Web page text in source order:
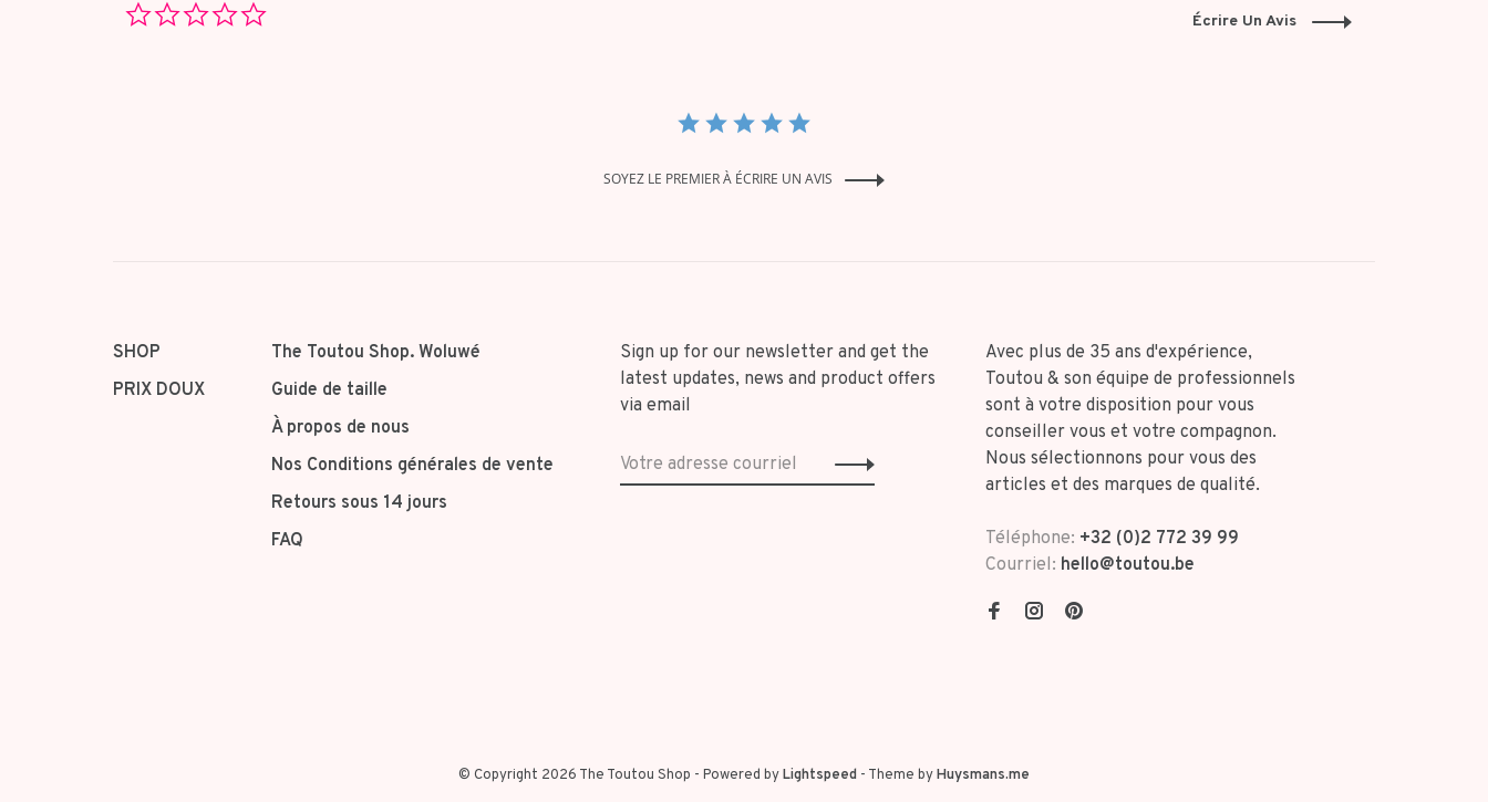
Écrire Un Avis
SOYEZ LE PREMIER À ÉCRIRE UN AVIS
SHOP
PRIX DOUX
The Toutou Shop. Woluwé
Guide de taille
À propos de nous
Nos Conditions générales de vente
Retours sous 14 jours
FAQ
Sign up for our newsletter and get the
latest updates, news and product offers
via email
Avec plus de 35 ans d'expérience,
Toutou & son équipe de professionnels
sont à votre disposition pour vous
conseiller vous et votre compagnon.
Nous sélectionnons pour vous des
articles et des marques de qualité.
Téléphone: +32 (0)2 772 39 99
Courriel: hello@toutou.be
© Copyright 2026 The Toutou Shop - Powered byLightspeed - Theme byHuysmans.me